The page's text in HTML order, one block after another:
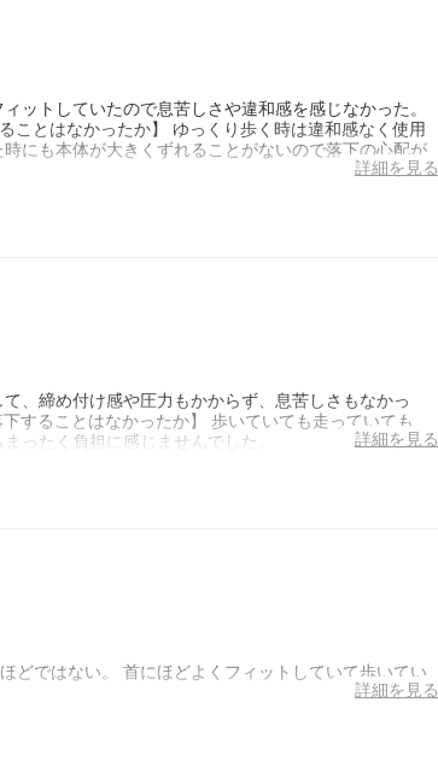
ットしていたので息苦しさや違和感を感じなかった。
ことはなかったか】 ゆっくり歩く時は違和感なく使用
にも本体が大きくずれることがないので落下の心配が
詳細を見る
、締め付け感や圧力もかからず、息苦しさもなかっ
することはなかったか】 歩いていても走っていても、
ったく負担に感じませんでした。
詳細を見る
どではない。 首にほどよくフィットしていて歩いてい
詳細を見る